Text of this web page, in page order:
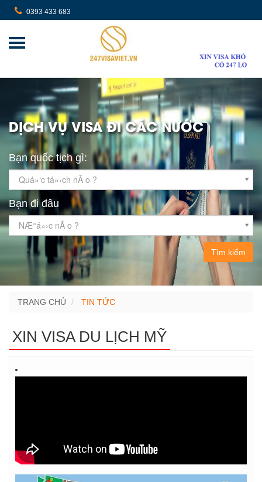
0393 433 683
DỊCH VỤ VISA ĐI CÁC NƯỚC
Bạn quốc tịch gì:
Quá»‘c tá»‹ch nÃ o ?
Bạn đi đâu
NÆ°á»›c nÃ o ?
Tìm kiếm
TRANG CHỦ TIN TỨC
XIN VISA DU LỊCH MỸ